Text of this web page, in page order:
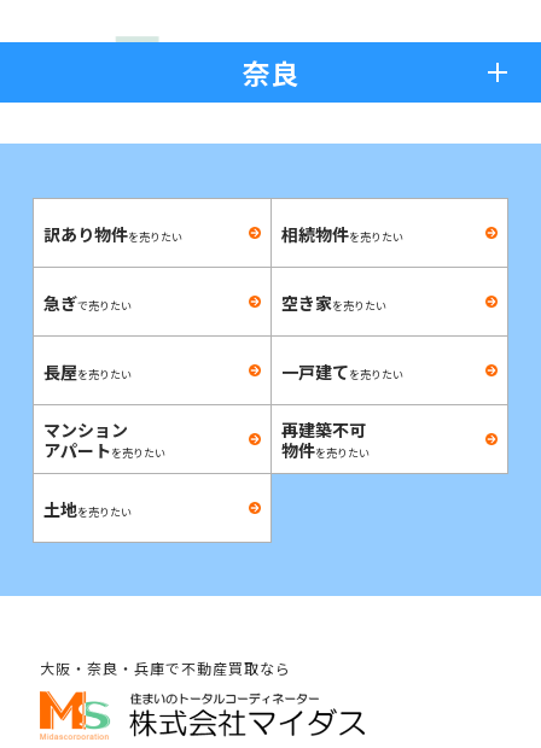
奈良
訳あり物件を売りたい 相続物件を売りたい
急ぎで売りたい 空き家を売りたい
長屋を売りたい 一戸建てを売りたい
マンション
アパートを売りたい
再建築不可
物件を売りたい
土地を売りたい
大阪・奈良・兵庫で不動産買取なら